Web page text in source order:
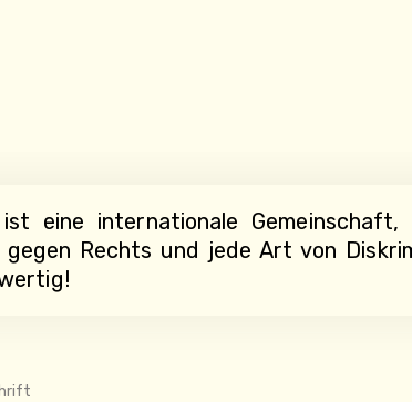
ist eine internationale
Rechts und jede Art von